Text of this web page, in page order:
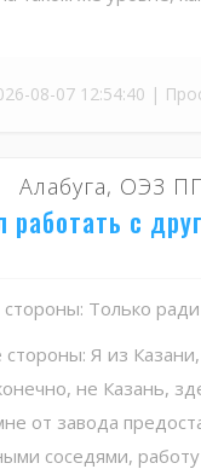
08-07 12:54:40 |
Алабуга, ОЭЗ
работать с
Только
Я из Казани,
не Казань,
от завода
соседями,